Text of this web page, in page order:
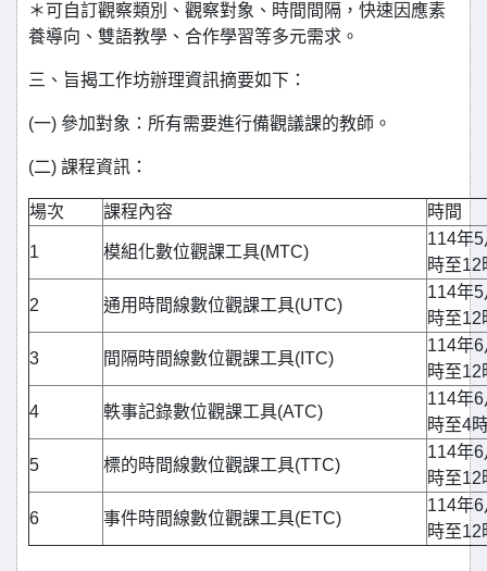
＊可自訂觀察類別、觀察對象、時間間隔，快速因應素
養導向、雙語教學、合作學習等多元需求。
三、旨揭工作坊辦理資訊摘要如下：
(一) 參加對象：所有需要進行備觀議課的教師。
(二) 課程資訊：
場次 課程內容 時間
1 模組化數位觀課工具(MTC)
114年
時至12
2 通用時間線數位觀課工具(UTC)
114年
時至12
3 間隔時間線數位觀課工具(ITC)
114年
時至12
4 軼事記錄數位觀課工具(ATC)
114年
時至4
5 標的時間線數位觀課工具(TTC)
114年
時至12
6 事件時間線數位觀課工具(ETC)
114年
時至12